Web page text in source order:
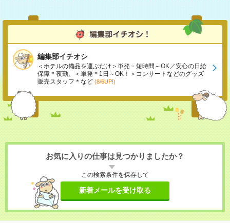
編集部イチオシ
＜ホテルの備品を運ぶだけ＞単発・短時間～OK／安心の日給
保障＊夜勤、＜単発＊1日～OK！＞コンサートなどのグッズ
販売スタッフ＊など (8/6UP!)
お気に入りの仕事は見つかりましたか？
この検索条件を保存して
新着メールを受け取る